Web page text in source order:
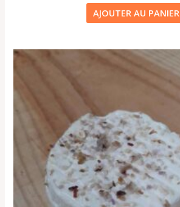
AJOUTER AU PANIER